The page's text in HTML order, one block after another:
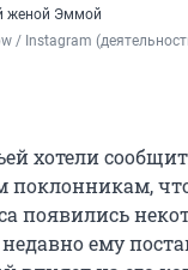
женой Эммой
/ Instagram
хотели
поклонникам,
появились
ему